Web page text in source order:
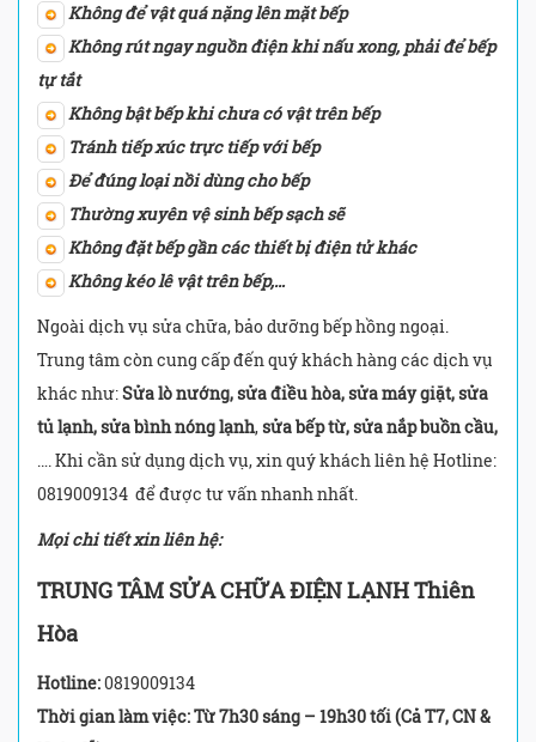
Không để vật quá nặng lên mặt bếp
Không rút ngay nguồn điện khi nấu xong, phải để bếp
tự tắt
Không bật bếp khi chưa có vật trên bếp
Tránh tiếp xúc trực tiếp với bếp
Để đúng loại nồi dùng cho bếp
Thường xuyên vệ sinh bếp sạch sẽ
Không đặt bếp gần các thiết bị điện tử khác
Không kéo lê vật trên bếp,…
Ngoài dịch vụ sửa chữa, bảo dưỡng bếp hồng ngoại.
Trung tâm còn cung cấp đến quý khách hàng các dịch vụ
khác như:Sửa lò nướng, sửa điều hòa, sửa máy giặt, sửa
tủ lạnh, sửa bình nóng lạnh, sửa bếp từ, sửa nắp buồn cầu,
…. Khi cần sử dụng dịch vụ, xin quý khách liên hệ Hotline:
0819009134 để được tư vấn nhanh nhất.
Mọi chi tiết xin liên hệ:
TRUNG TÂM SỬA CHỮA ĐIỆN LẠNH Thiên
Hòa
Hotline:0819009134
Thời gian làm việc: Từ 7h30 sáng – 19h30 tối (Cả T7, CN &